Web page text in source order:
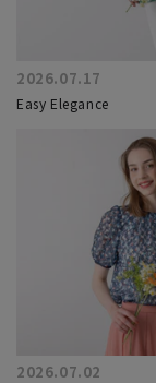
2026.07.17
Easy Elegance
2026.07.02